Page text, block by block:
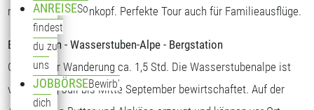
ANREISESo
findest
du zu
uns
JOBBÖRSEBewirb'
dich
retour zum Sonnenkopf. Perfekte Tour auch für Familieausflüge.
Bergstation - Wasserstuben-Alpe - Bergstation
Gehzeit der Wanderung ca. 1,5 Std. Die Wasserstubenalpe ist
von Anfang Juli bis Mitte September bewirtschaftet. Auf der